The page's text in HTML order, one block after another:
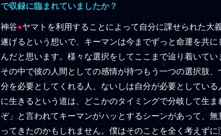
で収録に臨まれていましたか？
神谷●ヤマトを利用することによって自分に課せられた大
遂げるという想いで、キーマンは今までずっと命運を共に
んだと思います。様々な選択をしてここまで辿り着いてい
その中で彼の人間としての感情が持つもう一つの選択肢、
分を必要としてくれる人、ないしは自分が必要としている
に生きるという道は、どこかのタイミングで分岐して生
ぞ」と言われてキーマンがハッとするシーンがあって、
ってきたのかもしれません。僕はそのことを全く考えず